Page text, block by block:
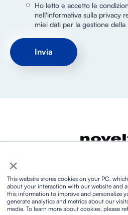
×
This website stores cookies on your PC,
about your interaction with our website and
this information to improve and personalize
generate analytics and metrics about our
media. To learn more about cookies, please
Ho letto e accetto le
nell'informativa sulla privacy
miei dati per la gestione
Nota legale e
Biosphere
Protocollo per la
sessuali
Politica ISO integrata